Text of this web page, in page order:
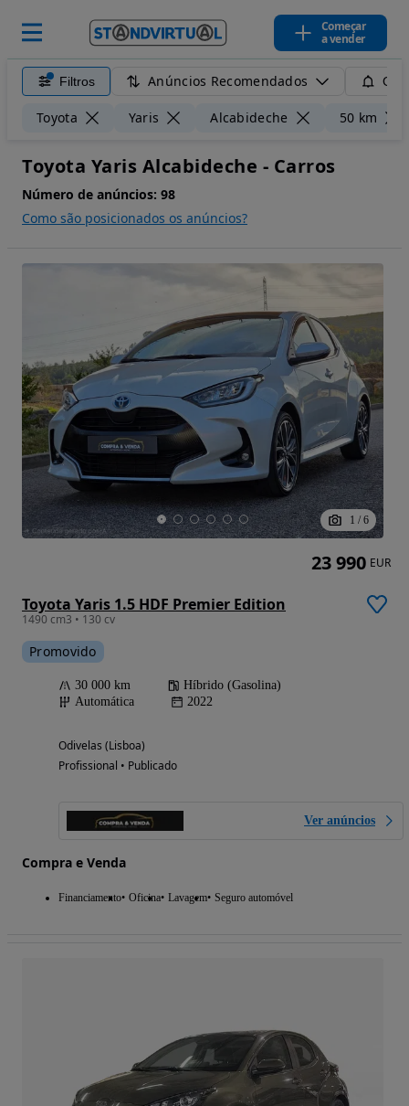
Começar
a vender
Filtros Anúncios Recomendados
Toyota Yaris Alcabideche 50 km
Toyota Yaris Alcabideche - Carros
Número de anúncios: 98
Como são posicionados os anúncios?
1 / 6
Toyota Yaris 1.5 HDF Premier Edition
1490 cm3 • 130 cv
Promovido
30 000 km
Híbrido (Gasolina)
Automática
2022
Odivelas (Lisboa)
Profissional • Publicado
Ver anúncios
Compra e Venda
Financiamento Oficina Lavagem Seguro automóvel
23 990 EUR